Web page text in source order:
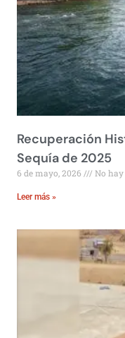
Recuperación
Sequía de 2025
6 de mayo, 2026 No
Leer más »